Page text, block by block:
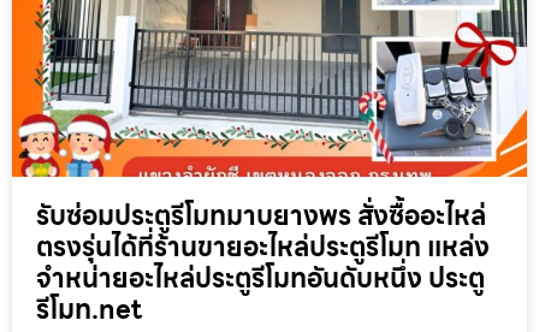
รับซ่อมประตูรีโมทมาบยางพร สั่งซื้ออะไหล่
ตรงรุ่นได้ที่ร้านขายอะไหล่ประตูรีโมท แหล่ง
จำหน่ายอะไหล่ประตูรีโมทอันดับหนึ่ง ประตู
รีโมท.net